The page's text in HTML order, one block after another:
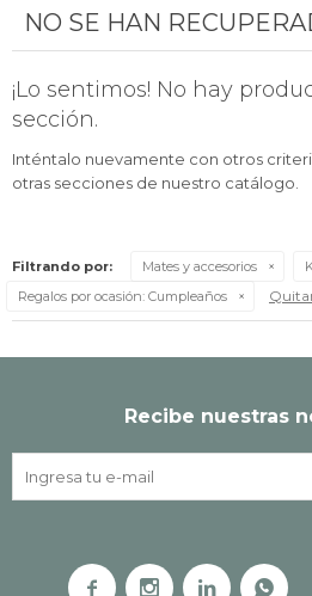
NO SE HAN
¡Lo sentimos! No hay
sección.
Inténtalo nuevamente con otros
otras secciones de nuestro catálogo.
Filtrando por: Mates y accesorios
Regalos por ocasión: Cumpleaños
Recibe nuestras
   